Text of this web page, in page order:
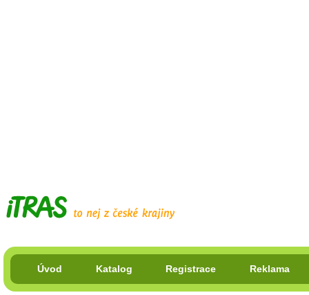
Úvod Katalog Registrace Reklama